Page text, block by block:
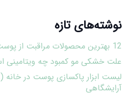
نوشته‌های تازه
12 بهترین محصولات مراقبت از پوست کره ای+ نکات کاربردی
علت خشکی مو کمبود چه ویتامینی است؟ (7
لیست ابزار پاکسازی پوست در خانه
آرایشگاهی